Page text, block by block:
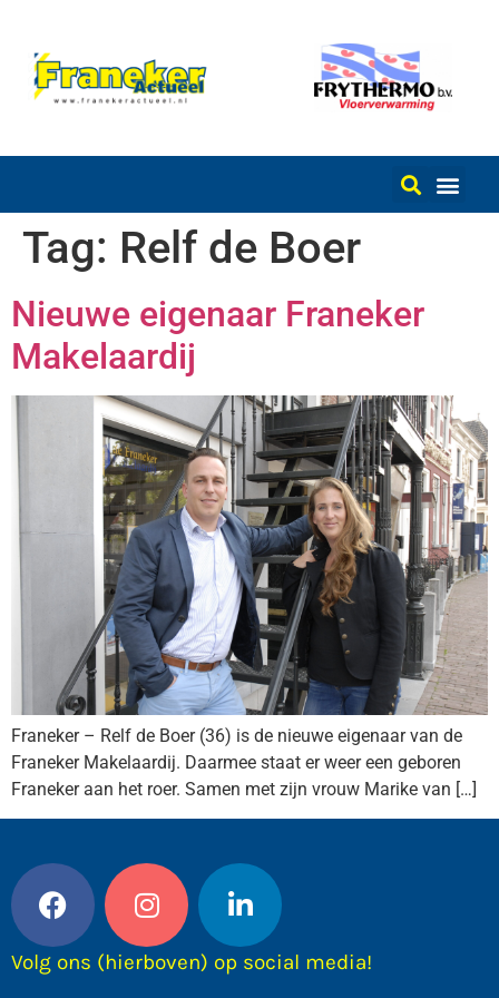
Tag: Relf de Boer
Nieuwe eigenaar Franeker
Makelaardij
Franeker – Relf de Boer (36) is de nieuwe eigenaar van de
Franeker Makelaardij. Daarmee staat er weer een geboren
Franeker aan het roer. Samen met zijn vrouw Marike van […]
Volg ons (hierboven) op social media!